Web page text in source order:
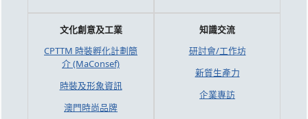
文化創意及工業
CPTTM 時裝孵化計劃簡
介 (MaConsef)
時裝及形象資訊
澳門時尚品牌
知識交流
研討會/工作坊
新質生產力
企業專訪